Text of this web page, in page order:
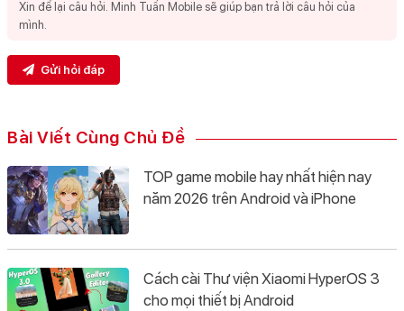
Gửi hỏi đáp
Bài Viết Cùng Chủ Đề
TOP game mobile hay nhất hiện nay
năm 2026 trên Android và iPhone
Cách cài Thư viện Xiaomi HyperOS 3
cho mọi thiết bị Android